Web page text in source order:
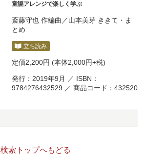
童謡アレンジで楽しく学ぶ
斎藤守也 作編曲／山本美芽 ききて・ま
とめ
立ち読み
定価2,200円 (本体2,000円+税)
発行：2019年9月 ／ ISBN：
9784276432529 ／ 商品コード：432520
検索トップへもどる